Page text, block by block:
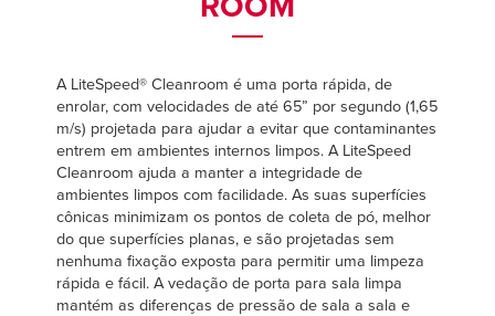
Dutch
ASIA PACIFIC
English
中文
Dutch
ASIA PACIFIC
English
中文
CARREIRAS
ENCONTRAR UM REPRESENTANTE
A LiteSpeed® Cleanroom é uma porta rápida, de
enrolar, com velocidades de até 65” por segundo (1,65
m/s) projetada para ajudar a evitar que contaminantes
entrem em ambientes internos limpos. A LiteSpeed
Cleanroom ajuda a manter a integridade de
ambientes limpos com facilidade. As suas superfícies
cônicas minimizam os pontos de coleta de pó, melhor
do que superfícies planas, e são projetadas sem
nenhuma fixação exposta para permitir uma limpeza
rápida e fácil. A vedação de porta para sala limpa
mantém as diferenças de pressão de sala a sala e